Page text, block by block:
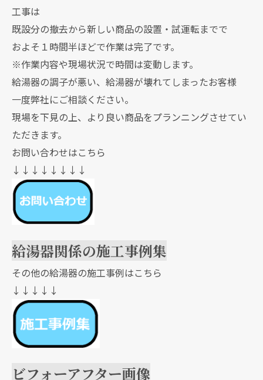
工事は
既設分の撤去から新しい商品の設置・試運転までで
およそ１時間半ほどで作業は完了です。
※作業内容や現場状況で時間は変動します。
給湯器の調子が悪い、給湯器が壊れてしまったお客様
一度弊社にご相談ください。
現場を下見の上、より良い商品をプランニングさせてい
ただきます。
お問い合わせはこちら
↓↓↓↓↓↓↓↓
給湯器関係の施工事例集
その他の給湯器の施工事例はこちら
↓↓↓↓↓
ビフォーアフター画像